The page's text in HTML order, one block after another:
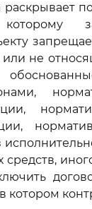
которому
не
котором